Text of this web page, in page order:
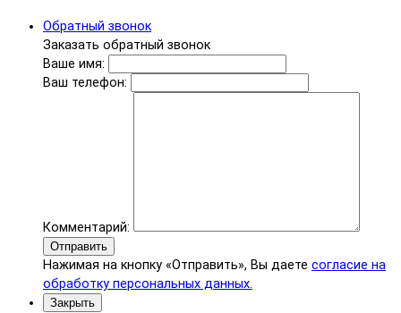
Обратный звонок
Заказать обратный звонок
Ваше имя:
Ваш телефон:
Комментарий:
Отправить
Нажимая на кнопку «Отправить», Вы даете согласие на
обработку персональных данных.
Закрыть